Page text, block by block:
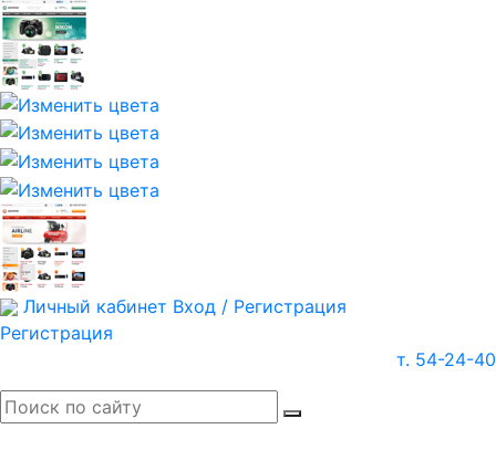
Личный кабинет Вход / Регистрация
Регистрация
т. 54-24-40